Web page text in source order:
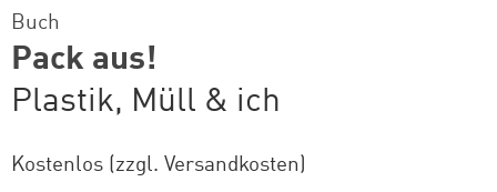
Buch
Pack aus!
Plastik, Müll & ich
Kostenlos (zzgl. Versandkosten)